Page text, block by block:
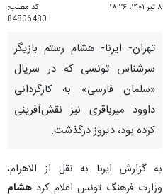
۸ تیر ۱۴۰۱، ۱۸:۲۶
کد مطلب:
84806480
تهران- ایرنا- هشام رستم بازیگر
سرشناس تونسی که در سریال
«سلمان فارسی» به کارگردانی
داوود میرباقری نیز نقش‌آفرینی
کرده بود، دیروز درگذشت.
به گزارش ایرنا به نقل از الاهرام،
وزارت فرهنگ تونس اعلام کرد هشام